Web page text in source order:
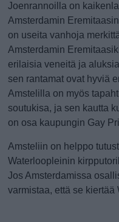
Joenrannoilla on
Amsterdamin
on useita vanhoja
Amsterdamin
erilaisia veneitä ja
sen rantamat ovat hyviä
Amstelilla on myös
soutukisa, ja sen kautta
on osa kaupungin Gay
Amsteliin on helppo
Waterloopleinin
Jos Amsterdamissa
varmistaa, että se kiertää